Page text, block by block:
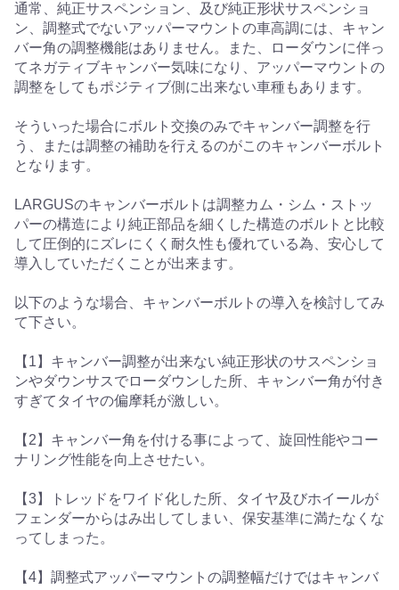
通常、純正サスペンション、及び純正形状サスペンショ
ン、調整式でないアッパーマウントの車高調には、キャン
バー角の調整機能はありません。また、ローダウンに伴っ
てネガティブキャンバー気味になり、アッパーマウントの
調整をしてもポジティブ側に出来ない車種もあります。
そういった場合にボルト交換のみでキャンバー調整を行
う、または調整の補助を行えるのがこのキャンバーボルト
となります。
LARGUSのキャンバーボルトは調整カム・シム・ストッ
パーの構造により純正部品を細くした構造のボルトと比較
して圧倒的にズレにくく耐久性も優れている為、安心して
導入していただくことが出来ます。
以下のような場合、キャンバーボルトの導入を検討してみ
て下さい。
【1】キャンバー調整が出来ない純正形状のサスペンショ
ンやダウンサスでローダウンした所、キャンバー角が付き
すぎてタイヤの偏摩耗が激しい。
【2】キャンバー角を付ける事によって、旋回性能やコー
ナリング性能を向上させたい。
【3】トレッドをワイド化した所、タイヤ及びホイールが
フェンダーからはみ出してしまい、保安基準に満たなくな
ってしまった。
【4】調整式アッパーマウントの調整幅だけではキャンバ